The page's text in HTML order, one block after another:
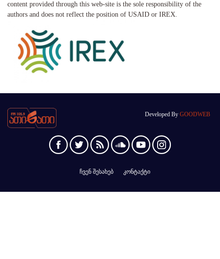
content provided through this web-site is the sole responsibility of the
authors and does not reflect the position of USAID or IREX.
Developed By GOODWEB
ჩვენ შესახებ კონტაქტი